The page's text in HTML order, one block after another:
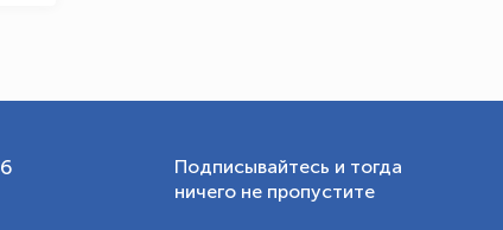
Подписывайтесь и тогда
ничего не пропустите